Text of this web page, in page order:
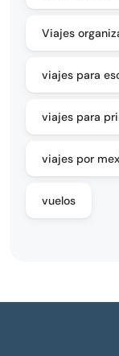
Viajes
viajes para
viajes para
viajes por
vuelos